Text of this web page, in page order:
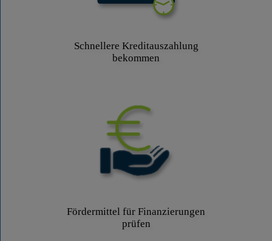
Schnellere Kreditauszahlung
bekommen
Fördermittel für Finanzierungen
prüfen